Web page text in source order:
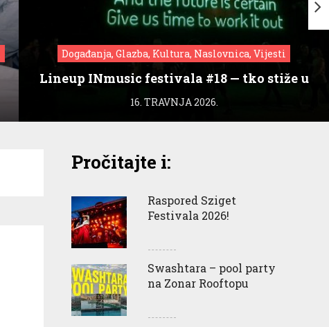
Događanja, Glazba, Kultura, Naslovnica, Vijesti
Lineup INmusic festivala #18 — tko stiže u
Zagreb?
16. TRAVNJA 2026.
Pročitajte i:
Raspored Sziget
Festivala 2026!
Swashtara – pool party
na Zonar Rooftopu